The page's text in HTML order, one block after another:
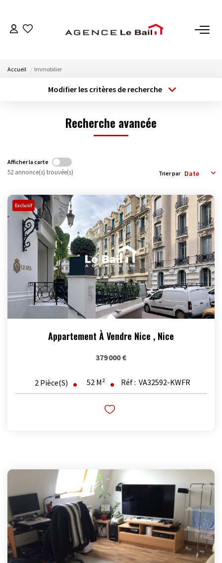
GESTION
NOTRE AGENCE
OUTILS
Accueil Immobilier
Modifier les critères de recherche
Recherche avancée
Afficher la carte
52 annonce(s) trouvée(s) Trier par
Exclusif
Appartement À Vendre Nice , Nice
379 000 €
2 Pièce(s) 52 M² Réf : VA32592-KWFR